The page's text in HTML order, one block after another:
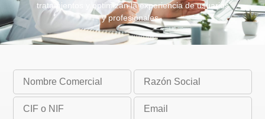
tratamientos y optimizan la experiencia de usuarios
y profesionales.